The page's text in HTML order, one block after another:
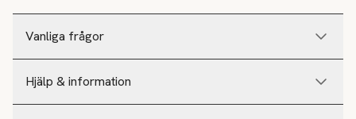
Vanliga frågor
Hjälp & information